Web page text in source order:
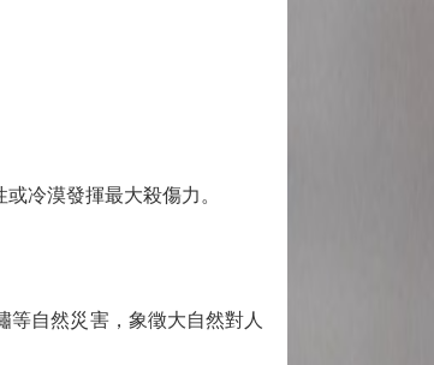
冷漠發揮最大殺傷力。
自然災害，象徵大自然對人